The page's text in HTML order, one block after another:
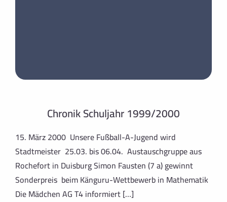
Chronik Schuljahr 1999/2000
15. März 2000 Unsere Fußball-A-Jugend wird
Stadtmeister 25.03. bis 06.04. Austauschgruppe aus
Rochefort in Duisburg Simon Fausten (7 a) gewinnt
Sonderpreis beim Känguru-Wettbewerb in Mathematik
Die Mädchen AG T4 informiert […]